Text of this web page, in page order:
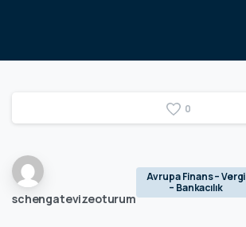
0
schengatevizeoturum
Avrupa Finans – Vergi
– Bankacılık